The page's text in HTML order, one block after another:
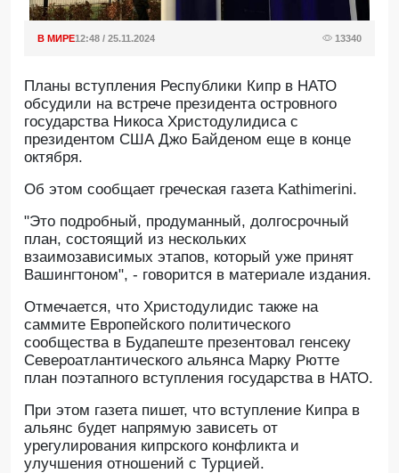
В МИРЕ12:48 / 25.11.2024 13340
Планы вступления Республики Кипр в НАТО
обсудили на встрече президента островного
государства Никоса Христодулидиса с
президентом США Джо Байденом еще в конце
октября.
Об этом сообщает греческая газета Kathimerini.
"Это подробный, продуманный, долгосрочный
план, состоящий из нескольких
взаимозависимых этапов, который уже принят
Вашингтоном", - говорится в материале издания.
Отмечается, что Христодулидис также на
саммите Европейского политического
сообщества в Будапеште презентовал генсеку
Североатлантического альянса Марку Рютте
план поэтапного вступления государства в НАТО.
При этом газета пишет, что вступление Кипра в
альянс будет напрямую зависеть от
урегулирования кипрского конфликта и
улучшения отношений с Турцией.